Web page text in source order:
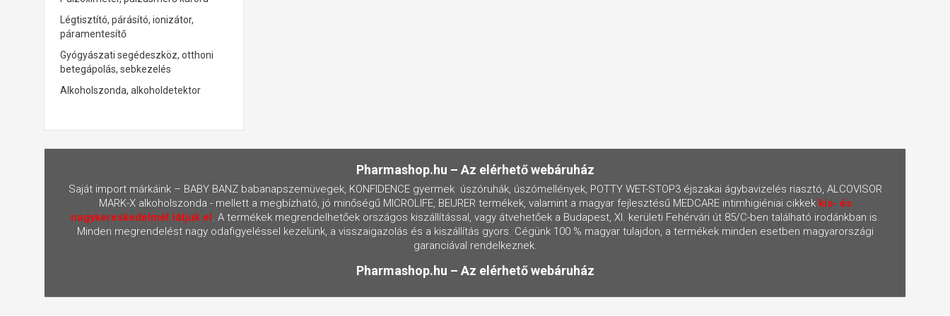
Légtisztító, párásító, ionizátor,
páramentesítő
Gyógyászati segédeszköz, otthoni
betegápolás, sebkezelés
Alkoholszonda, alkoholdetektor
Pharmashop.hu – Az elérhető webáruház
Saját import márkáink – BABY BANZ babanapszemüvegek, KONFIDENCE gyermek úszóruhák, úszómellények, POTTY WET-STOP3 éjszakai ágybavizelés riasztó, ALCOVISOR
MARK-X alkoholszonda - mellett a megbízható, jó minőségű MICROLIFE, BEURER termékek, valamint a magyar fejlesztésű MEDCARE intimhigiéniai cikkek kis- és
nagykereskedelmét látjuk el . A termékek megrendelhetőek országos kiszállítással, vagy átvehetőek a Budapest, XI. kerületi Fehérvári út 85/C-ben található irodánkban is.
Minden megrendelést nagy odafigyeléssel kezelünk, a visszaigazolás és a kiszállítás gyors. Cégünk 100 % magyar tulajdon, a termékek minden esetben magyarországi
garanciával rendelkeznek.
Pharmashop.hu – Az elérhető webáruház